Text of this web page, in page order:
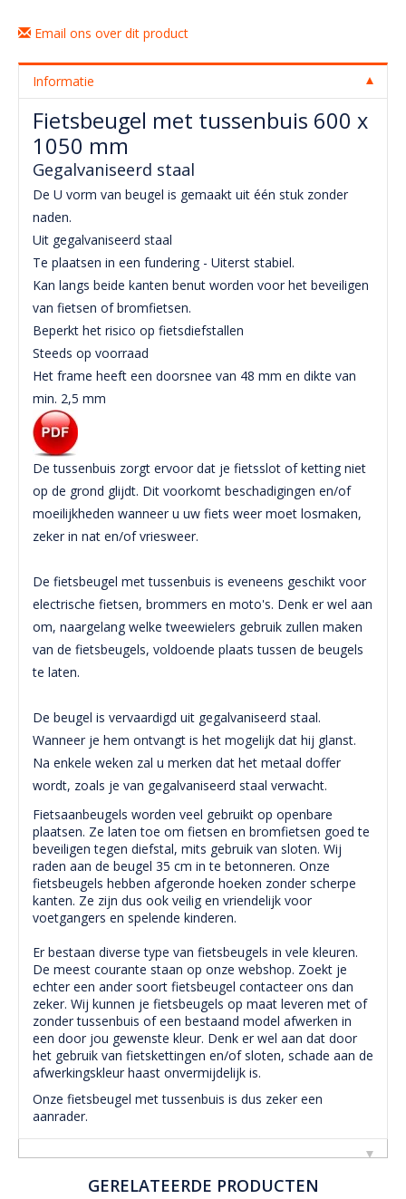
Email ons over dit product
Informatie
Fietsbeugel met tussenbuis 600 x
1050 mm
Gegalvaniseerd staal
De U vorm van beugel is gemaakt uit één stuk zonder
naden.
Uit gegalvaniseerd staal
Te plaatsen in een fundering - Uiterst stabiel.
Kan langs beide kanten benut worden voor het beveiligen
van fietsen of bromfietsen.
Beperkt het risico op fietsdiefstallen
Steeds op voorraad
Het frame heeft een doorsnee van 48 mm en dikte van
min. 2,5 mm
De tussenbuis zorgt ervoor dat je fietsslot of ketting niet
op de grond glijdt. Dit voorkomt beschadigingen en/of
moeilijkheden wanneer u uw fiets weer moet losmaken,
zeker in nat en/of vriesweer.
De fietsbeugel met tussenbuis is eveneens geschikt voor
electrische fietsen, brommers en moto's. Denk er wel aan
om, naargelang welke tweewielers gebruik zullen maken
van de fietsbeugels, voldoende plaats tussen de beugels
te laten.
De beugel is vervaardigd uit gegalvaniseerd staal.
Wanneer je hem ontvangt is het mogelijk dat hij glanst.
Na enkele weken zal u merken dat het metaal doffer
wordt, zoals je van gegalvaniseerd staal verwacht.
Fietsaanbeugels worden veel gebruikt op openbare
plaatsen. Ze laten toe om fietsen en bromfietsen goed te
beveiligen tegen diefstal, mits gebruik van sloten. Wij
raden aan de beugel 35 cm in te betonneren. Onze
fietsbeugels hebben afgeronde hoeken zonder scherpe
kanten. Ze zijn dus ook veilig en vriendelijk voor
voetgangers en spelende kinderen.
Er bestaan diverse type van fietsbeugels in vele kleuren.
De meest courante staan op onze webshop. Zoekt je
echter een ander soort fietsbeugel contacteer ons dan
zeker. Wij kunnen je fietsbeugels op maat leveren met of
zonder tussenbuis of een bestaand model afwerken in
een door jou gewenste kleur. Denk er wel aan dat door
het gebruik van fietskettingen en/of sloten, schade aan de
afwerkingskleur haast onvermijdelijk is.
Onze fietsbeugel met tussenbuis is dus zeker een
aanrader.
GERELATEERDE PRODUCTEN